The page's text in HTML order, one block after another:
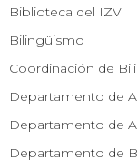
Biblioteca del IZV
Bilingüismo
Coordinación de
Departamento de
Departamento de
Departamento de